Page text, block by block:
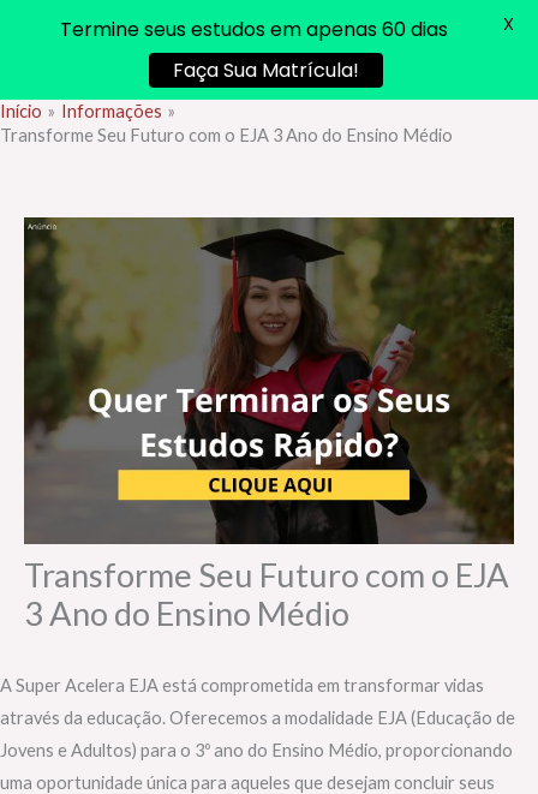
Ir
para
Início
Informações
Transforme Seu Futuro com o EJA 3 Ano do Ensino Médio
Transforme Seu Futuro com o EJA
3 Ano do Ensino Médio
A Super Acelera EJA está comprometida em transformar vidas
através da educação. Oferecemos a modalidade EJA (Educação de
Jovens e Adultos) para o 3º ano do Ensino Médio, proporcionando
uma oportunidade única para aqueles que desejam concluir seus
Termine seus estudos em apenas 60 dias
Faça Sua Matrícula!
X